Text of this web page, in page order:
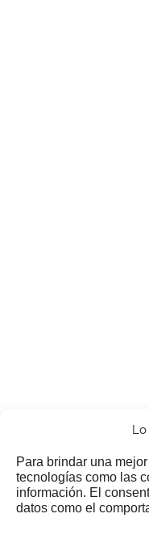
Para brindar una
tecnologías como las
información. El
datos como el
¿Nos invitas a un